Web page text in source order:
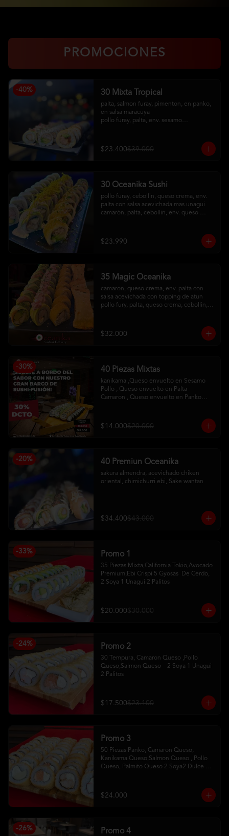
PROMOCIONES
-40% 30 Mixta Tropical
palta, salmon furay, pimenton, en panko,
en salsa maracuya
pollo furay, palta, env. sesamo
salsa acevichada
$23.400$39.000
30 Oceanika Sushi
pollo furay, cebollin, queso crema, env.
palta con salsa acevichada mas unagui
camarón, palta, cebollin, env. queso
con salsa maracuya
$23.990
35 Magic Oceanika
camaron, queso crema, env. palta con
salsa acevichada con topping de atun
pollo fury, palta, queso crema, cebollin,
tempura
tequeños de queso
$32.000
-30% 40 Piezas Mixtas
kanikama ,Queso envuelto en Sesamo
Pollo , Queso envuelto en Palta
Camaron , Queso envuelto en Panko
$14.000$20.000
-20% 40 Premiun Oceanika
sakura almendra, acevichado chiken
oriental, chimichurri ebi, Sake wantan
$34.400$43.000
-33% Promo 1
35 Piezas Mixta,California Tokio,Avocado
Premium,Ebi Crispi 5 Gyosas  De Cerdo,
2 Soya 1 Unagui 2 Palitos
$20.000$30.000
-24% Promo 2
30 Tempura, Camaron Queso ,Pollo
Queso,Salmon Queso    2 Soya 1 Unagui
2 Palitos
$17.500$23.100
Promo 3
50 Piezas Panko, Camaron Queso,
Kanikama Queso,Salmon Queso , Pollo
Queso, Palmito Queso 2 Soya2 Dulce 2
$24.000
-26% Promo 4